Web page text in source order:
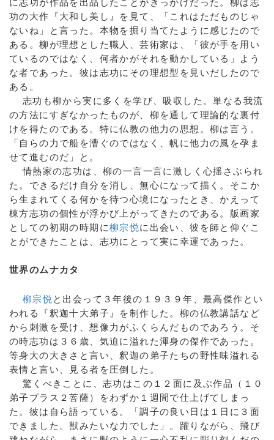
に志功が作品を出品したことがきっかけだった。柳は志
功の大作『大和し美し』を見て、「これはただものじゃ
ないね」と言った。本物を掘り当てたように感じたので
ある。柳が理想とした職人、芸術家は、「彼が手を用い
ているのではなく、何者かがそれを動かしている」よう
な者であった。彼は志功にその理想型を見いだしたので
ある。
志功も柳から実に多くを学び、吸収した。単なる我流
の方法にすぎなかったものが、柳を通して理論的な裏付
けを得たのである。特に仏教の他力の思想。柳は言う。
「自らの力で船を漕ぐのではなく、帆に他力の風を孕ま
せて進むのだ」と。
情熱家の志功は、柳の一言一言に激しく心揺さぶられ
た。できるだけ自分を消し、無心になって描く。そこか
ら生まれてくる何かを待つ心境になったとき、かえって
棟方志功の個性が浮かび上がってきたのである。版画家
としての初期の時期に柳宗悦に出会い、彼を師と仰ぐこ
とができたことは、志功にとって実に幸運であった。
世界のムナカタ
柳宗悦と出会って３年後の１９３９年、最高傑作とい
われる『釈迦十大弟子』を制作した。柳の仏教講話など
から刺激を受け、想像力がふくらんだものであろう。そ
の時志功は３６歳、気迫に溢れた渾身の傑作であった。
等身大の大きさと言い、釈迦の弟子たちの野性味溢れる
表情と言い、見る者を圧倒した。
驚くべきことに、志功はこの１２面に及ぶ作品（１０
弟子プラス２菩薩）をわずか１週間で仕上げてしまっ
た。彼は自ら語っている。「調子の良い日は１日に３面
できました。獣みたいな力でした」。躍りながら、飛び